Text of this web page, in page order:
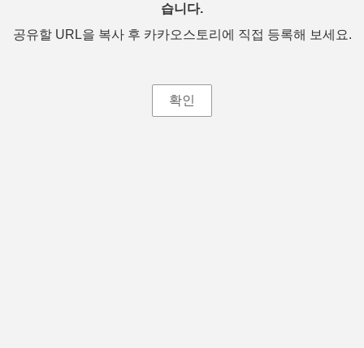
습니다.
공유할 URL을 복사 후 카카오스토리에 직접 등록해 보세요.
확인